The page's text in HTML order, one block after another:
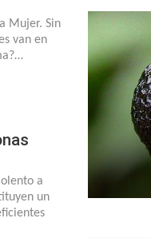
Mujer. Sin
van en
a
un